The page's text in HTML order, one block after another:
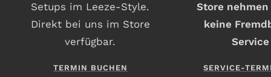
Setups im Leeze-Style.
Direkt bei uns im Store
verfügbar.
TERMIN BUCHEN
Store
keine
SERVICE-